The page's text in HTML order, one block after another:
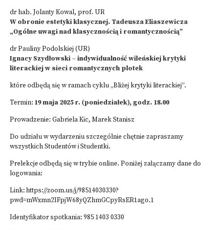
dr hab. Jolanty Kowal, prof. UR
W obronie estetyki klasycznej. Tadeusza Eliaszewicza
„Ogólne uwagi nad klasycznością i romantycznością”
dr Pauliny Podolskiej (UR)
Ignacy Szydłowski – indywidualność wileńskiej krytyki
literackiej w sieci romantycznych plotek
które odbędą się w ramach cyklu „Bliżej krytyki literackiej”.
Termin: 19 maja 2025 r. (poniedziałek), godz. 18.00
Prowadzenie: Gabriela Kic, Marek Stanisz
Do udziału w wydarzeniu szczególnie chętnie zapraszamy
wszystkich Studentów i Studentki.
Prelekcje odbędą się w trybie online. Poniżej załączamy dane do
logowania:
Link:https://zoom.us/j/98514030330?
pwd=mWxmn2IFpjW68yQZhmGCpyRsER1ago.1
Identyfikator spotkania: 985 1403 0330